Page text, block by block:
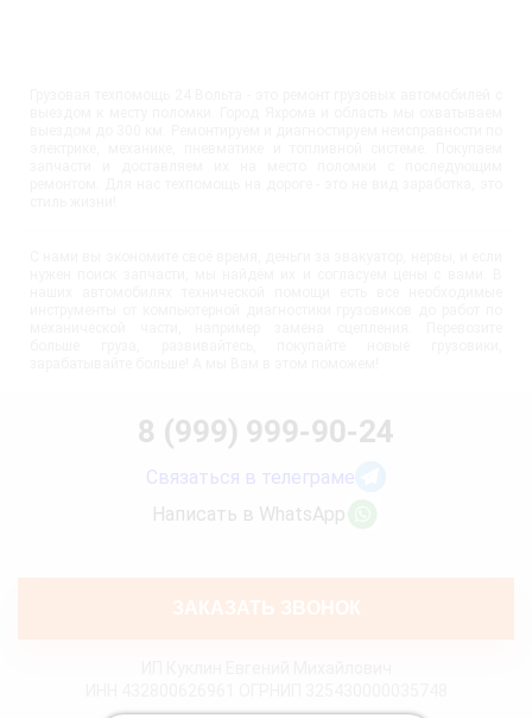
8 (999) 999-90-24
Связаться в телеграме
Написать в WhatsApp
ЗАКАЗАТЬ ЗВОНОК